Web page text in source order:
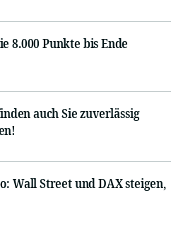
8.000 Punkte bis Ende
auch Sie zuverlässig
Wall Street und DAX steigen,